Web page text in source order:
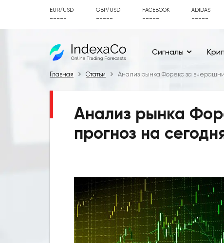
EUR/USD
-----
GBP/USD
-----
FACEBOOK
-----
ADIDAS
-----
Сигналы
Главная Статьи Анализ рынка Форекс за
Анализ рынка
прогноз на